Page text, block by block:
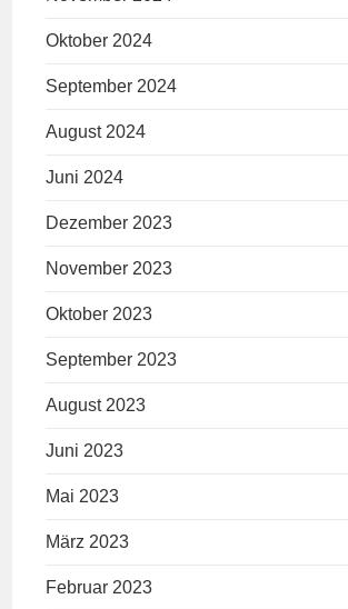
Oktober 2024
September 2024
August 2024
Juni 2024
Dezember 2023
November 2023
Oktober 2023
September 2023
August 2023
Juni 2023
Mai 2023
März 2023
Februar 2023